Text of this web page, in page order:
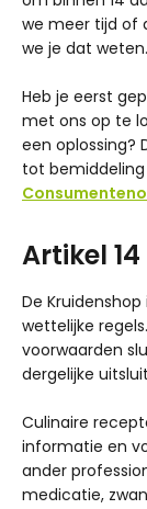
we meer tijd of
we je dat weten.
Heb je eerst
met ons op te
een oplossing?
tot
Artikel
De
wettelijke
voorwaarden
dergelijke
Culinaire
informatie en
ander
medicatie,